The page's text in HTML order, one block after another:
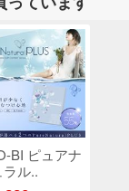
BI ピュアナ
ル..